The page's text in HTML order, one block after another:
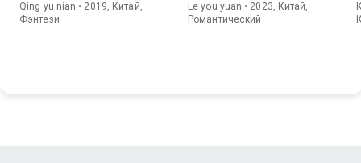
Qing yu nian • 2019, Китай,
Фэнтези
Le you yuan • 2023, Китай,
Романтический